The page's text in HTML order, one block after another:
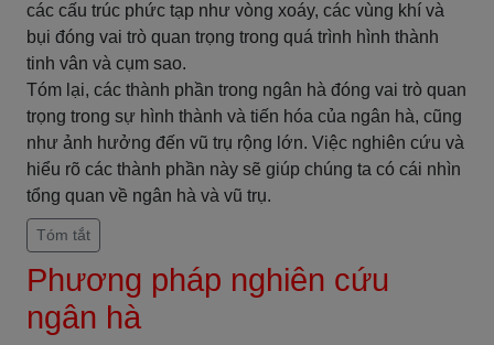
các cấu trúc phức tạp như vòng xoáy, các vùng khí và
bụi đóng vai trò quan trọng trong quá trình hình thành
tinh vân và cụm sao.
Tóm lại, các thành phần trong ngân hà đóng vai trò quan
trọng trong sự hình thành và tiến hóa của ngân hà, cũng
như ảnh hưởng đến vũ trụ rộng lớn. Việc nghiên cứu và
hiểu rõ các thành phần này sẽ giúp chúng ta có cái nhìn
tổng quan về ngân hà và vũ trụ.
Tóm tắt
Phương pháp nghiên cứu
ngân hà